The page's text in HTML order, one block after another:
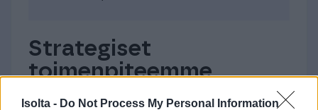
Isolta - Do Not Process My Personal Information
Strategiset
toimenpiteemme
vuodelle 2025